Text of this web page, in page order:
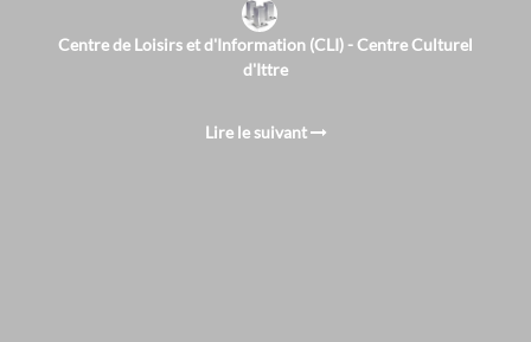
Centre de Loisirs et d'Information (CLI) - Centre Culturel
d'Ittre
Lire le suivant